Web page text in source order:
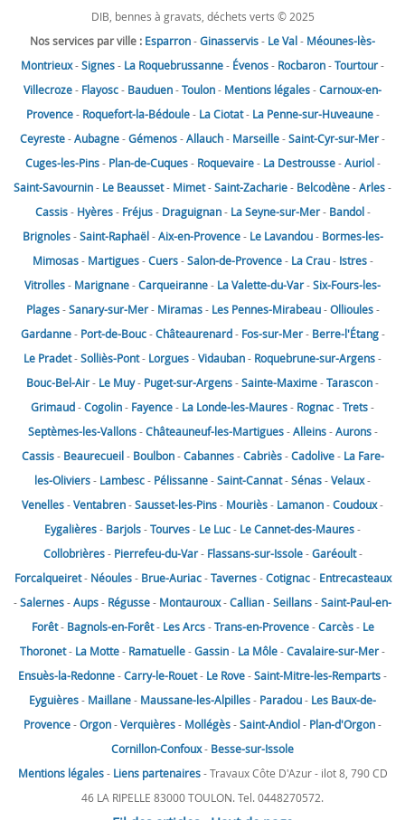
DIB, bennes à gravats, déchets verts © 2025
Nos services par ville : Esparron-Ginasservis- Le Val- Méounes-lès-
Montrieux-Signes- La Roquebrussanne- Évenos- Rocbaron-Tourtour-
Villecroze- Flayosc- Bauduen-Toulon- Mentions légales-Carnoux-en-
Provence- Roquefort-la-Bédoule- La Ciotat- La Penne-sur-Huveaune-
Ceyreste-Aubagne-Gémenos-Allauch- Marseille-Saint-Cyr-sur-Mer-
Cuges-les-Pins- Plan-de-Cuques- Roquevaire- La Destrousse-Auriol-
Saint-Savournin- Le Beausset- Mimet-Saint-Zacharie- Belcodène-Arles-
Cassis- Hyères- Fréjus- Draguignan- La Seyne-sur-Mer- Bandol-
Brignoles-Saint-Raphaël-Aix-en-Provence- Le Lavandou- Bormes-les-
Mimosas- Martigues-Cuers-Salon-de-Provence- La Crau- Istres-
Vitrolles- Marignane-Carqueiranne- La Valette-du-Var-Six-Fours-les-
Plages-Sanary-sur-Mer- Miramas- Les Pennes-Mirabeau-Ollioules-
Gardanne- Port-de-Bouc-Châteaurenard- Fos-sur-Mer- Berre-l'Étang-
Le Pradet-Solliès-Pont- Lorgues-Vidauban- Roquebrune-sur-Argens-
Bouc-Bel-Air- Le Muy- Puget-sur-Argens-Sainte-Maxime-Tarascon-
Grimaud-Cogolin- Fayence- La Londe-les-Maures- Rognac-Trets-
Septèmes-les-Vallons-Châteauneuf-les-Martigues-Alleins-Aurons-
Cassis- Beaurecueil- Boulbon-Cabannes-Cabriès-Cadolive- La Fare-
les-Oliviers- Lambesc- Pélissanne-Saint-Cannat-Sénas-Velaux-
Venelles-Ventabren-Sausset-les-Pins- Mouriès- Lamanon-Coudoux-
Eygalières- Barjols-Tourves- Le Luc- Le Cannet-des-Maures-
Collobrières- Pierrefeu-du-Var- Flassans-sur-Issole-Garéoult-
Forcalqueiret- Néoules- Brue-Auriac-Tavernes-Cotignac- Entrecasteaux
-Salernes-Aups- Régusse- Montauroux-Callian-Seillans-Saint-Paul-en-
Forêt- Bagnols-en-Forêt- Les Arcs-Trans-en-Provence-Carcès- Le
Thoronet- La Motte- Ramatuelle-Gassin- La Môle-Cavalaire-sur-Mer-
Ensuès-la-Redonne-Carry-le-Rouet- Le Rove-Saint-Mitre-les-Remparts-
Eyguières- Maillane- Maussane-les-Alpilles- Paradou- Les Baux-de-
Provence-Orgon-Verquières- Mollégès-Saint-Andiol- Plan-d'Orgon-
Cornillon-Confoux- Besse-sur-Issole
Mentions légales- Liens partenaires- Travaux Côte D'Azur - ilot 8, 790 CD
46 LA RIPELLE 83000 TOULON. Tel. 0448270572.